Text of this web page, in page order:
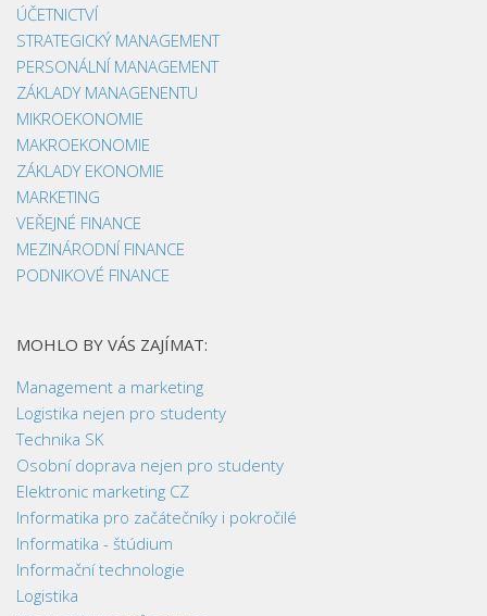
ÚČETNICTVÍ
STRATEGICKÝ MANAGEMENT
PERSONÁLNÍ MANAGEMENT
ZÁKLADY MANAGENENTU
MIKROEKONOMIE
MAKROEKONOMIE
ZÁKLADY EKONOMIE
MARKETING
VEŘEJNÉ FINANCE
MEZINÁRODNÍ FINANCE
PODNIKOVÉ FINANCE
MOHLO BY VÁS ZAJÍMAT:
Management a marketing
Logistika nejen pro studenty
Technika SK
Osobní doprava nejen pro studenty
Elektronic marketing CZ
Informatika pro začátečníky i pokročilé
Informatika - štúdium
Informační technologie
Logistika